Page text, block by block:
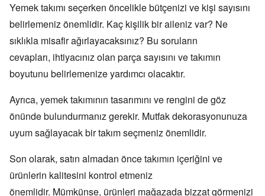
Yemek takımı seçerken öncelikle bütçenizi ve kişi sayısını
belirlemeniz önemlidir. Kaç kişilik bir aileniz var? Ne
sıklıkla misafir ağırlayacaksınız? Bu soruların
cevapları, ihtiyacınız olan parça sayısını ve takımın
boyutunu belirlemenize yardımcı olacaktır.
Ayrıca, yemek takımının tasarımını ve rengini de göz
önünde bulundurmanız gerekir. Mutfak dekorasyonunuza
uyum sağlayacak bir takım seçmeniz önemlidir.
Son olarak, satın almadan önce takımın içeriğini ve
ürünlerin kalitesini kontrol etmeniz
önemlidir. Mümkünse, ürünleri mağazada bizzat görmenizi